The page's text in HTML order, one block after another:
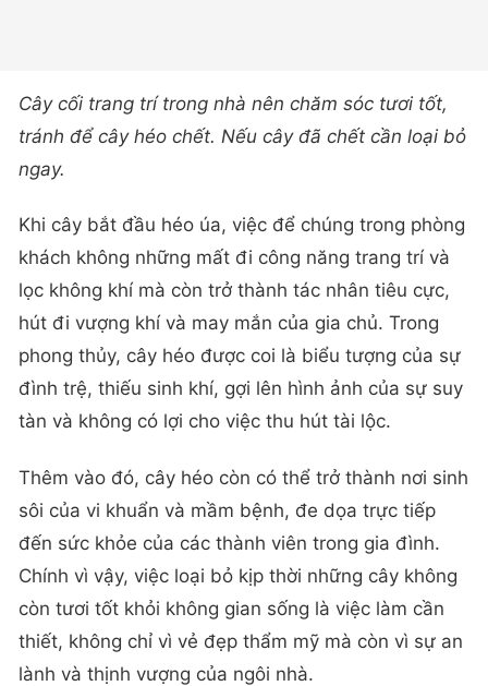
Cây cối trang trí trong nhà nên chăm sóc tươi tốt,
tránh để cây héo chết. Nếu cây đã chết cần loại bỏ
ngay.
Khi cây bắt đầu héo úa, việc để chúng trong phòng
khách không những mất đi công năng trang trí và
lọc không khí mà còn trở thành tác nhân tiêu cực,
hút đi vượng khí và may mắn của gia chủ. Trong
phong thủy, cây héo được coi là biểu tượng của sự
đình trệ, thiếu sinh khí, gợi lên hình ảnh của sự suy
tàn và không có lợi cho việc thu hút tài lộc.
Thêm vào đó, cây héo còn có thể trở thành nơi sinh
sôi của vi khuẩn và mầm bệnh, đe dọa trực tiếp
đến sức khỏe của các thành viên trong gia đình.
Chính vì vậy, việc loại bỏ kịp thời những cây không
còn tươi tốt khỏi không gian sống là việc làm cần
thiết, không chỉ vì vẻ đẹp thẩm mỹ mà còn vì sự an
lành và thịnh vượng của ngôi nhà.